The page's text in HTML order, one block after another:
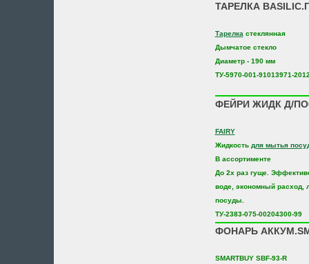
ТАРЕЛКА
Тарелка стеклянная
Дымчатое стекло
Диаметр - 190 мм
ТУ-5970-001-91013971-
ФЕЙРИ ЖИДК Д/
FAIRY
Жидкость для мытья
В ассортименте
До 2х раз гуще.
воде, экономный расход,
посуды.
ТУ-2383-075-00204300-99
ФОНАРЬ
SMARTBUY SBF-93-R